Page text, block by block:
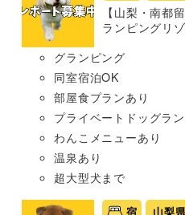
【山梨・南都
ランピングリゾ
グランピング
同室宿泊OK
部屋食プランあり
プライベートドッグラ
わんこメニューあり
温泉あり
超大型犬まで
宿 山梨